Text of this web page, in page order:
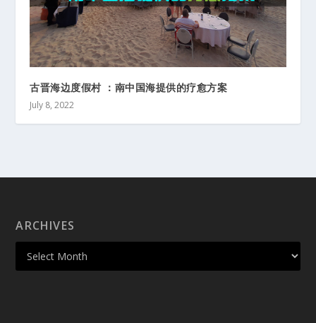
古晋海边度假村 ：南中国海提供的疗愈方案
July 8, 2022
ARCHIVES